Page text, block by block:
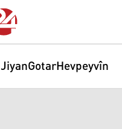
JiyanGotarHevpeyvîn